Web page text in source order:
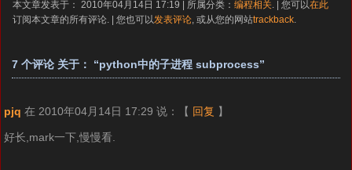
本文章发表于： 2010年04月14日 17:19 | 所属分类：编程相关 . | 您可以在此
订阅本文章的所有评论. | 您也可以 发表评论 , 或从您的网站trackback
7 个评论 关于： “python中的子进程 subprocess”
pjq 在 2010年04月14日 17:29 说： 【 回复 】
好长,mark一下,慢慢看.